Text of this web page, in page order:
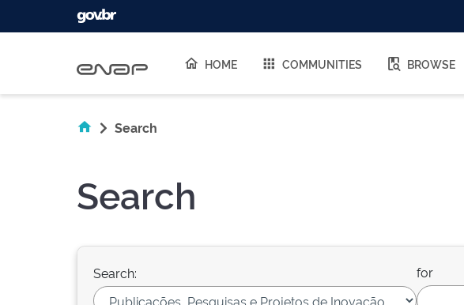
HOME COMMUNITIES BROWSE
Search
Search
Search: for